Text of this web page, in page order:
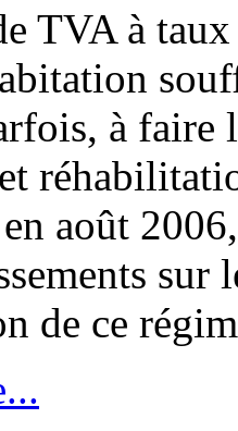
TVA à
à faire
août
sur
de ce